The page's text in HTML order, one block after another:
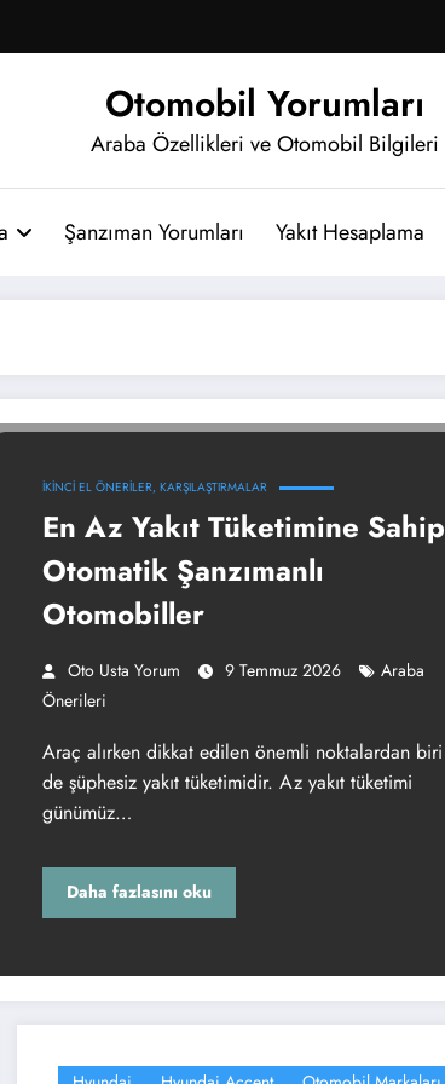
Otomobil Yorumları
Araba Özellikleri ve Otomobil Bilgileri
Şanzıman Yorumları Yakıt Hesaplama
İKINCI EL ÖNERILER, KARŞILAŞTIRMALAR
En Az Yakıt Tüketimine Sahip
Otomatik Şanzımanlı
Otomobiller
Oto Usta Yorum 9 Temmuz 2026
Araba
Önerileri
Araç alırken dikkat edilen önemli noktalardan biri
de şüphesiz yakıt tüketimidir. Az yakıt tüketimi
günümüz…
Daha fazlasını oku